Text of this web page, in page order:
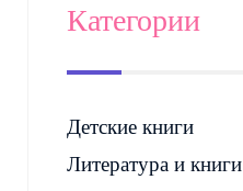
Категории
Детские книги
Литература и книги